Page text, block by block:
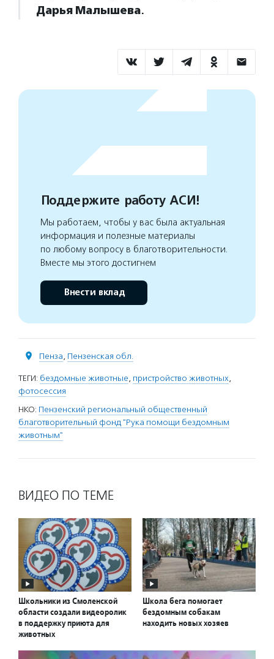
Дарья Малышева.
Поддержите работу АСИ!
Мы работаем, чтобы у вас была актуальная
информация и полезные материалы
по любому вопросу в благотворительности.
Вместе мы этого достигнем
Внести вклад
Пенза, Пензенская обл.
ТЕГИ: бездомные животные, пристройство животных,
фотосессия
НКО: Пензенский региональный общественный
благотворительный фонд "Рука помощи бездомным
животным"
ВИДЕО ПО ТЕМЕ
Школьники из Смоленской
области создали видеоролик
в поддержку приюта для
животных
Школа бега помогает
бездомным собакам
находить новых хозяев